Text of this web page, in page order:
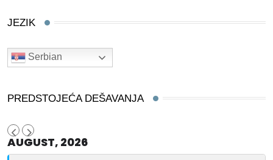
JEZIK
Serbian
PREDSTOJEĆA DEŠAVANJA
AUGUST, 2026